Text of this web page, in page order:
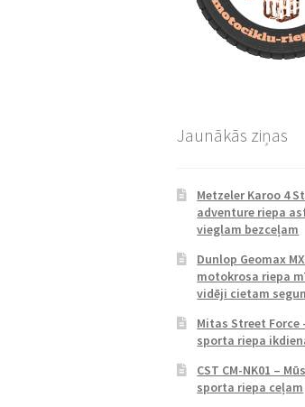
Jaunākās ziņas
Metzeler Karoo 4
adventure riepa
vieglam bezceļam
Dunlop Geomax
motokrosa riepa
vidēji cietam
Mitas Street Force
sporta riepa
CST CM-NK01 –
sporta riepa ceļam